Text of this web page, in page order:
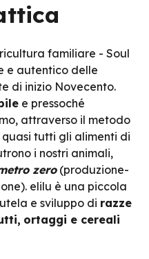
familiare - Soul
e autentico delle
di inizio Novecento.
e pressoché
attraverso il metodo
quasi tutti gli alimenti di
i nostri animali,
zero(produzione-
elilu è una piccola
e sviluppo di razze
ortaggi e cereali